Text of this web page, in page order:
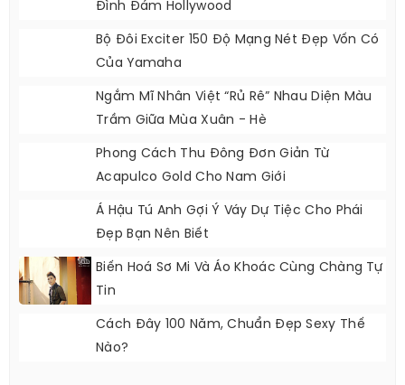
Đình Đám Hollywood
Bộ Đôi Exciter 150 Độ Mạng Nét Đẹp Vốn Có
Của Yamaha
Ngắm Mĩ Nhân Việt “rủ Rê” Nhau Diện Màu
Trầm Giữa Mùa Xuân - Hè
Phong Cách Thu Đông Đơn Giản Từ
Acapulco Gold Cho Nam Giới
Á Hậu Tú Anh Gợi Ý Váy Dự Tiệc Cho Phái
Đẹp Bạn Nên Biết
Biến Hoá Sơ Mi Và Áo Khoác Cùng Chàng Tự
Tin
Cách Đây 100 Năm, Chuẩn Đẹp Sexy Thế
Nào?